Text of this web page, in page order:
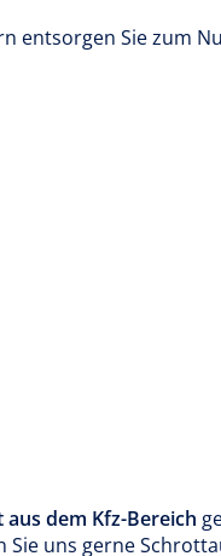
entsorgen Sie zum
aus dem Kfz-Bereich
Sie uns gerne